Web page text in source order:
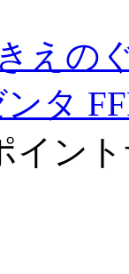
えの
タ
イン